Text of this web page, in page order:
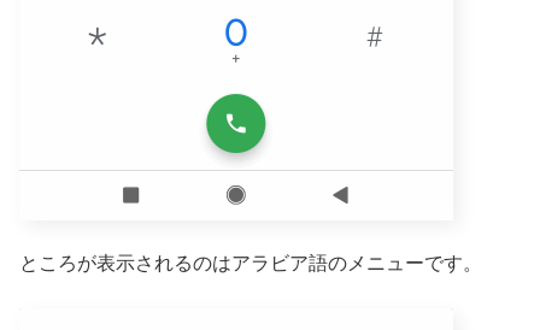
ところが表示されるのはアラビア語のメニューです。